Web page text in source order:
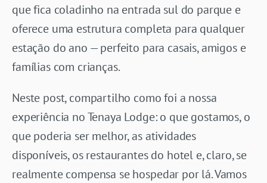
que fica coladinho na entrada sul do parque e
oferece uma estrutura completa para qualquer
estação do ano — perfeito para casais, amigos e
famílias com crianças.
Neste post, compartilho como foi a nossa
experiência no Tenaya Lodge: o que gostamos, o
que poderia ser melhor, as atividades
disponíveis, os restaurantes do hotel e, claro, se
realmente compensa se hospedar por lá. Vamos